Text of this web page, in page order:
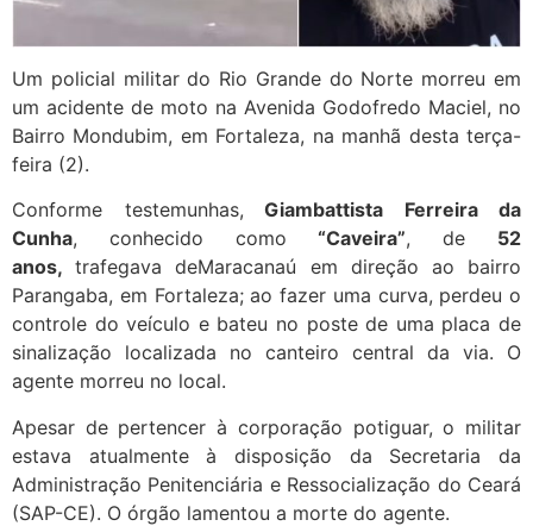
Um policial militar do Rio Grande do Norte morreu em
um acidente de moto na Avenida Godofredo Maciel, no
Bairro Mondubim, em Fortaleza, na manhã desta terça-
feira (2).
Conforme testemunhas, Giambattista Ferreira da
Cunha, conhecido como “Caveira”, de 52
anos,trafegava deMaracanaú em direção ao bairro
Parangaba, em Fortaleza; ao fazer uma curva, perdeu o
controle do veículo e bateu no poste de uma placa de
sinalização localizada no canteiro central da via. O
agente morreu no local.
Apesar de pertencer à corporação potiguar, o militar
estava atualmente à disposição da Secretaria da
Administração Penitenciária e Ressocialização do Ceará
(SAP-CE). O órgão lamentou a morte do agente.